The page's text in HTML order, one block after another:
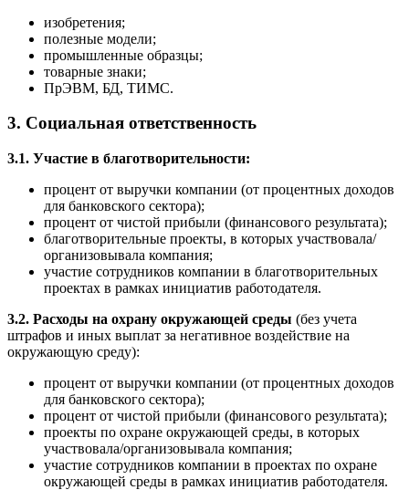
изобретения;
полезные модели;
промышленные образцы;
товарные знаки;
ПрЭВМ, БД, ТИМС.
3. Социальная ответственность
3.1. Участие в благотворительности:
процент от выручки компании (от процентных доходов
для банковского сектора);
процент от чистой прибыли (финансового результата);
благотворительные проекты, в которых участвовала/
организовывала компания;
участие сотрудников компании в благотворительных
проектах в рамках инициатив работодателя.
3.2. Расходы на охрану окружающей среды (без учета
штрафов и иных выплат за негативное воздействие на
окружающую среду):
процент от выручки компании (от процентных доходов
для банковского сектора);
процент от чистой прибыли (финансового результата);
проекты по охране окружающей среды, в которых
участвовала/организовывала компания;
участие сотрудников компании в проектах по охране
окружающей среды в рамках инициатив работодателя.